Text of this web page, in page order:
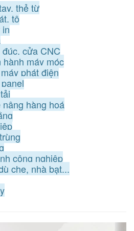
thẻ từ
tô
cửa CNC
máy móc
phát điện
nâng hàng hoá
công nghiệp
che, nhà bạt...